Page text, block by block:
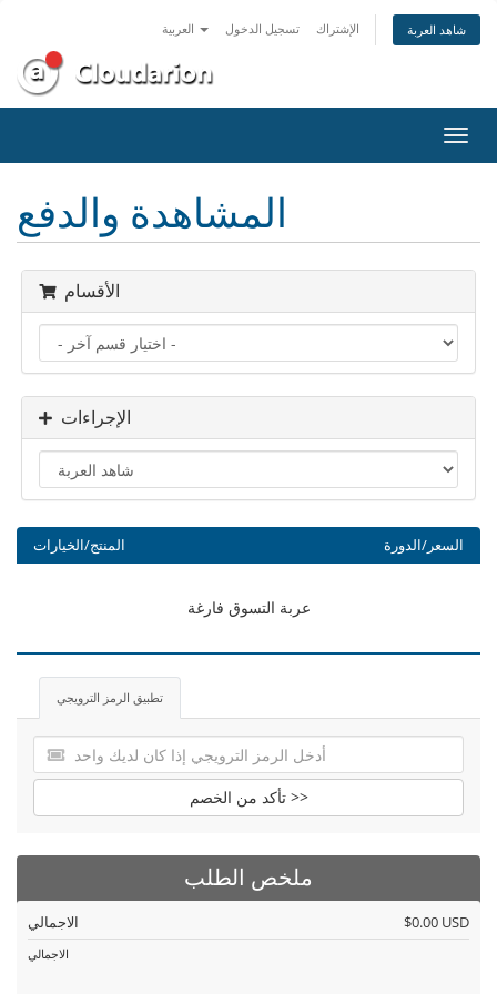
تسجيل الدخول الإشتراك شاهد العربة
تبديل
التنقل
المشاهدة والدفع
الأقسام
الإجراءات
المنتج/الخيارات السعر/الدورة
عربة التسوق فارغة
تطبيق الرمز الترويجي
تأكد من الخصم >>
ملخص الطلب
الاجمالي $0.00 USD
الاجمالي